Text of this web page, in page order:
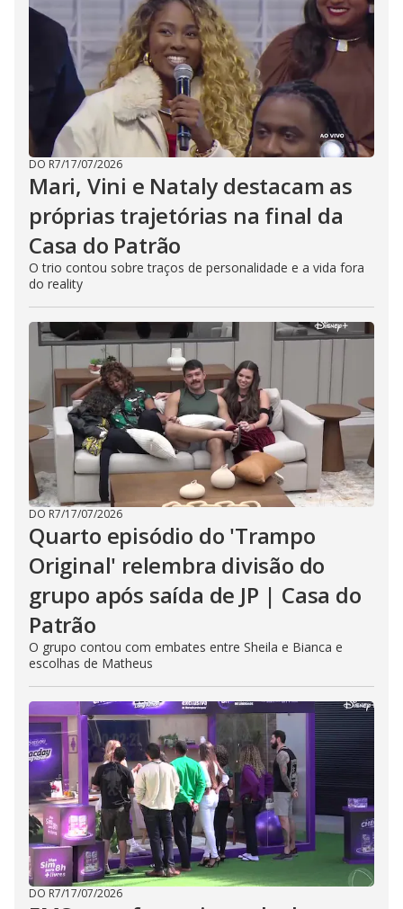
DO R7/17/07/2026
Mari, Vini e Nataly destacam as
próprias trajetórias na final da
Casa do Patrão
O trio contou sobre traços de personalidade e a vida fora
do reality
DO R7/17/07/2026
Quarto episódio do 'Trampo
Original' relembra divisão do
grupo após saída de JP | Casa do
Patrão
O grupo contou com embates entre Sheila e Bianca e
escolhas de Matheus
DO R7/17/07/2026